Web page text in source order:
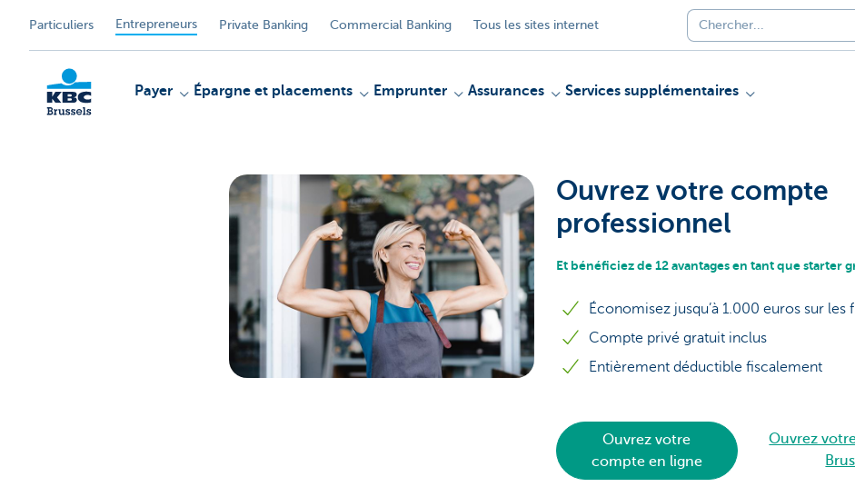
Particuliers Entrepreneurs Private Banking Commercial Banking Tous les sites internet
Payer Épargne et placements Emprunter Assurances Services supplémentaires
Ouvrez votre compte
professionnel
Et bénéficiez de 12 avantages en tant que starter
Économisez jusqu’à 1.000 euros sur les
Compte privé gratuit inclus
Entièrement déductible fiscalement
Ouvrez votre
compte en ligne
Ouvrez